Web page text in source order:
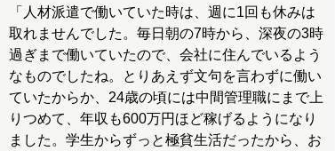
「人材派遣で働いていた時は、週に1回も休みは
取れませんでした。毎日朝の7時から、深夜の3時
過ぎまで働いていたので、会社に住んでいるよう
なものでしたね。とりあえず文句を言わずに働い
ていたからか、24歳の頃には中間管理職にまで上
りつめて、年収も600万円ほど稼げるようになり
ました。学生からずっと極貧生活だったから、お